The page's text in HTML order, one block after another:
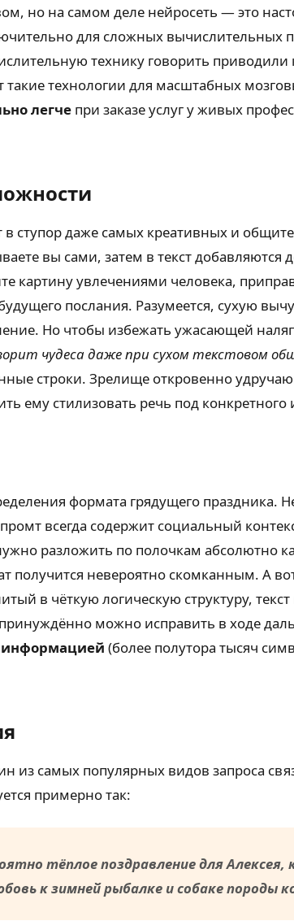
но на самом деле нейросеть — это
для сложных вычислительных
технику говорить
технологии для масштабных
легче при заказе услуг у живых
ступор даже самых креативных и
вы сами, затем в текст
картину увлечениями человека,
послания. Разумеется, сухую
Но чтобы избежать ужасающей
чудеса даже при сухом текстовом
строки. Зрелище откровенно
ему стилизовать речь под
формата грядущего праздника.
всегда содержит социальный
разложить по полочкам абсолютно
получится невероятно скомканным. А
в чёткую логическую структуру,
можно исправить в ходе
информацией (более полутора тысяч
из самых популярных видов запроса
примерно так:
тёплое поздравление для
к зимней рыбалке и собаке породы